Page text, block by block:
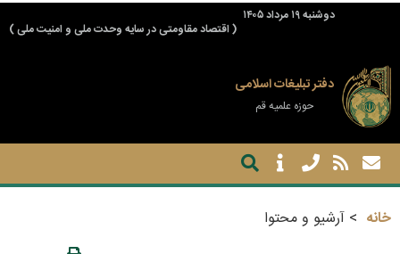
دوشنبه ۱۹ مرداد ۱۴۰۵
( اقتصاد مقاومتی در سایه وحدت ملی و امنیت ملی )
دفتر تبلیغات اسلامی
حوزه علمیه قم
خانه آرشیو و محتوا